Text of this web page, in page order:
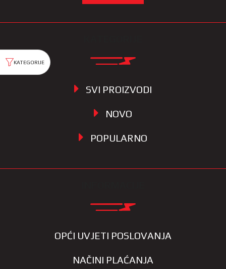
SVI PROIZVODI
NOVO
POPULARNO
OPĆI UVJETI POSLOVANJA
NAČINI PLAĆANJA